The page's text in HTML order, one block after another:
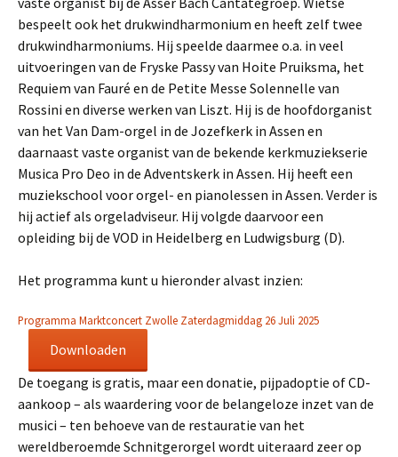
bespeelt ook het drukwindharmonium en heeft zelf twee
drukwindharmoniums. Hij speelde daarmee o.a. in veel
uitvoeringen van de Fryske Passy van Hoite Pruiksma, het
Requiem van Fauré en de Petite Messe Solennelle van
Rossini en diverse werken van Liszt. Hij is de hoofdorganist
van het Van Dam-orgel in de Jozefkerk in Assen en
daarnaast vaste organist van de bekende kerkmuziekserie
Musica Pro Deo in de Adventskerk in Assen. Hij heeft een
muziekschool voor orgel- en pianolessen in Assen. Verder is
hij actief als orgeladviseur. Hij volgde daarvoor een
opleiding bij de VOD in Heidelberg en Ludwigsburg (D).
Het programma kunt u hieronder alvast inzien:
Programma Marktconcert Zwolle Zaterdagmiddag 26 Juli 2025
Downloaden
De toegang is gratis, maar een donatie, pijpadoptie of CD-
aankoop – als waardering voor de belangeloze inzet van de
musici – ten behoeve van de restauratie van het
wereldberoemde Schnitgerorgel wordt uiteraard zeer op